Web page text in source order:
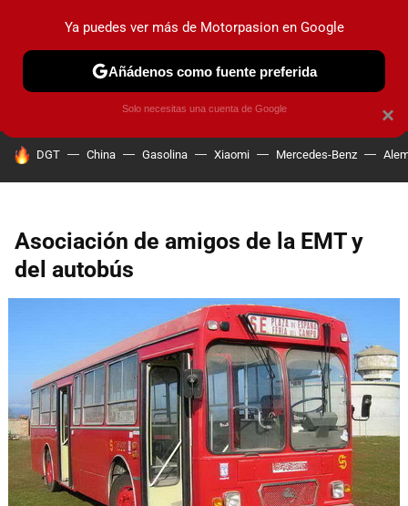
PRUEBAS COCHES ELÉCTRICOS OBSERVATORIO
HOY SE HABLA DE
DGT China Gasolina Xiaomi Mercedes-Benz
Asociación de amigos de la EMT y
del autobús
×
Ya puedes ver más de Motorpasion en Google
Añádenos como fuente preferida
Solo necesitas una cuenta de Google